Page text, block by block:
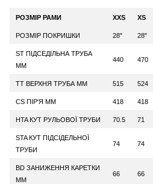
РОЗМІР РАМИ XXS XS
РОЗМІР ПОКРИШКИ 28" 28"
ST ПІДСЕДІЛЬНА ТРУБА
ММ
440 470
TT ВЕРХНЯ ТРУБА ММ 515 524
CS ПІР'Я ММ 418 418
HTA КУТ РУЛЬОВОЇ ТРУБИ 70.5 71
STA КУТ ПІДСІДЕЛЬНОЇ
ТРУБИ
74 74
BD ЗАНИЖЕННЯ КАРЕТКИ
ММ
66 66